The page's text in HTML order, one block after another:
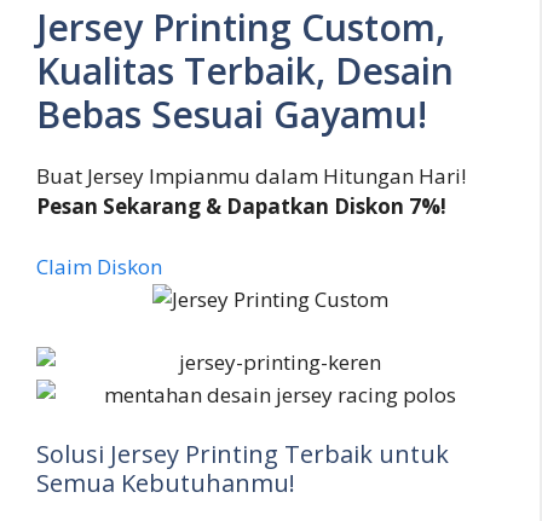
Jersey Printing Custom,
Kualitas Terbaik, Desain
Bebas Sesuai Gayamu!
Buat Jersey Impianmu dalam Hitungan Hari!
Pesan Sekarang & Dapatkan Diskon 7%!
Claim Diskon
Solusi Jersey Printing Terbaik untuk
Semua Kebutuhanmu!